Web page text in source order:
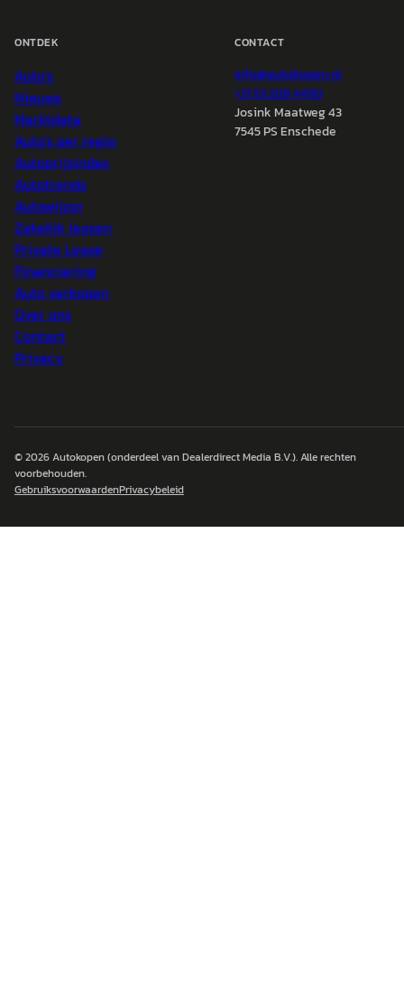
ONTDEK
Auto's
Nieuws
Marktdata
Auto's per regio
Autoprijsindex
Autotrends
Autowijzer
Zakelijk leasen
Private Lease
Financiering
Auto verkopen
Over ons
Contact
Privacy
CONTACT
info@autokopen.nl
+31 53 208 4490
Josink Maatweg 43
7545 PS Enschede
© 2026Autokopen(onderdeel van Dealerdirect Media B.V.). Alle rechten
voorbehouden.
GebruiksvoorwaardenPrivacybeleid